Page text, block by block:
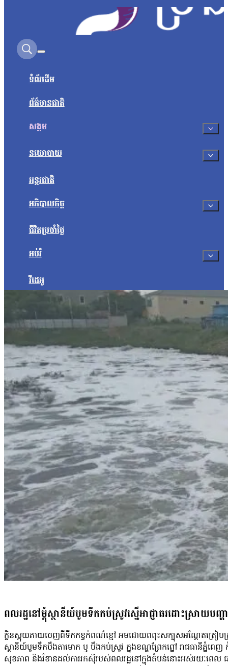
Search on this site
ទំព័រដើម
ព័ត៌មានជាតិ
សង្គម
នយោបាយ
អន្តរជាតិ
អភិបាលកិច្ច
ជីវិតប្រចាំថ្ងៃ
អប់រំ
វីដេអូ
ពលរដ្ឋនៅម្តុំស្ថានីយ៍បូមទឹកកប់ស្រូវស្នើអាជ្ញាធរដោះស្រាយ
ក្លិនស្អុយភាយចេញពីទឹកកខ្វក់ពណ៌ខ្មៅ អមដោយពពុះសក្បុសអណ្តែតត្រៀបត្រ
ស្ថានីយ៍បូមទឹកបឹងតាមោក ឬ បឹងកប់ស្រូវ ក្នុងខណ្ឌព្រែកព្នៅ រាជធានីភ្នំព
សុខភាព និងរំខានដល់ការរកស៊ីរបស់ពលរដ្ឋនៅក្នុងតំបន់នោះអស់រយៈពេល ជ